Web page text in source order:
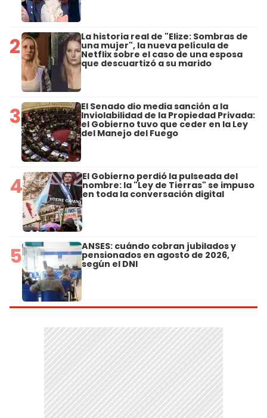
2 La historia real de "Elize: Sombras de
una mujer", la nueva película de
Netflix sobre el caso de una esposa
que descuartizó a su marido
3 El Senado dio media sanción a la
Inviolabilidad de la Propiedad Privada:
el Gobierno tuvo que ceder en la Ley
del Manejo del Fuego
4 El Gobierno perdió la pulseada del
nombre: la "Ley de Tierras" se impuso
en toda la conversación digital
5 ANSES: cuándo cobran jubilados y
pensionados en agosto de 2026,
según el DNI